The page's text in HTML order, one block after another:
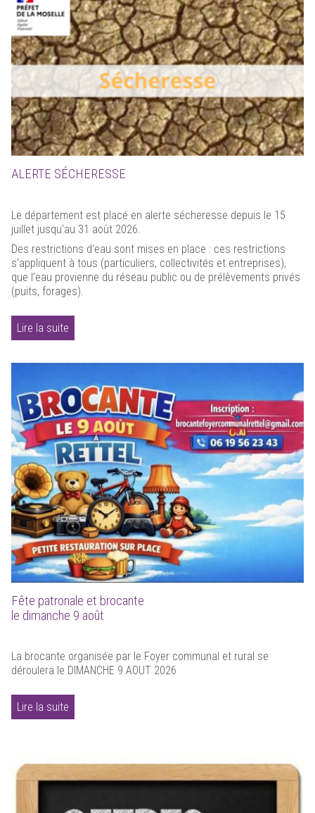
ALERTE SÉCHERESSE
Le département est placé en alerte sécheresse depuis le 15
juillet jusqu'au 31 août 2026.
Des restrictions d'eau sont mises en place : ces restrictions
s’appliquent à tous (particuliers, collectivités et entreprises),
que l’eau provienne du réseau public ou de prélèvements privés
(puits, forages).
Lire la suite
Fête patronale et brocante
le dimanche 9 août
La brocante organisée par le Foyer communal et rural se
déroulera le DIMANCHE 9 AOUT 2026
Lire la suite